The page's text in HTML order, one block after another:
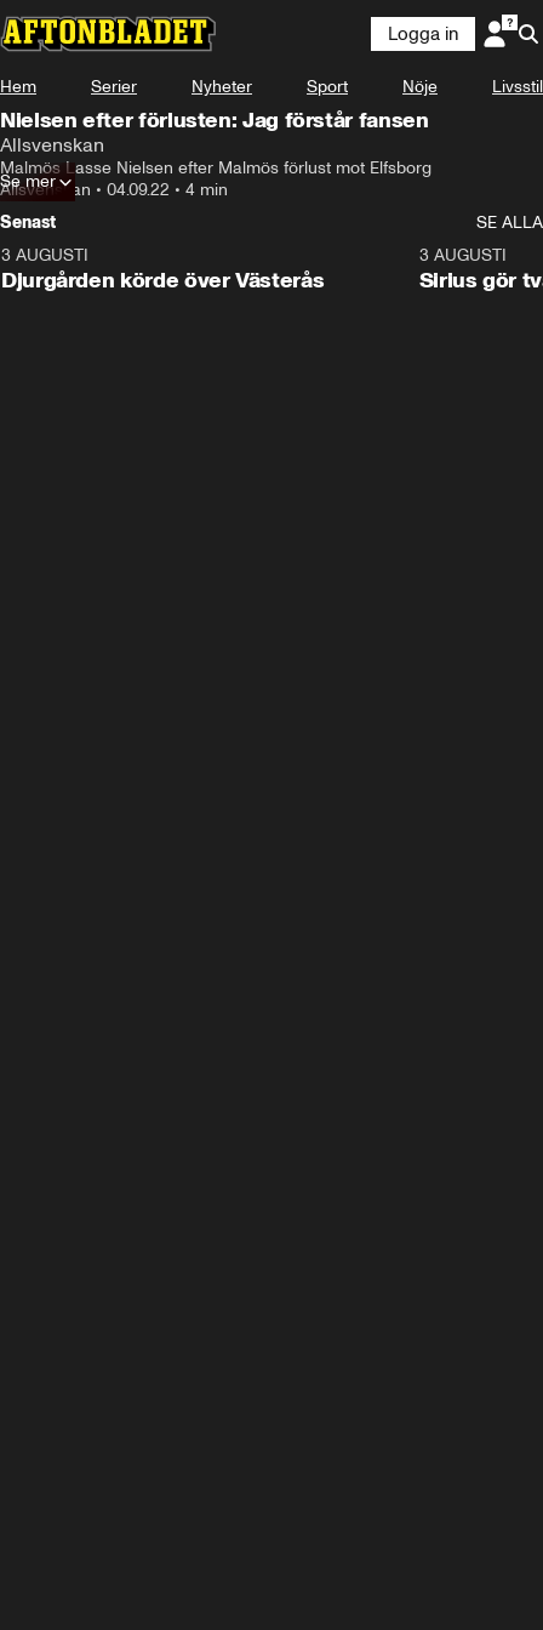
Logga in
Hem Serier Nyheter Sport Nöje Livsstil
Nielsen efter förlusten: Jag förstår fansen
Allsvenskan
Malmös Lasse Nielsen efter Malmös förlust mot Elfsborg
Allsvenskan • 04.09.22 • 4 min
Se mer
Senast
SE ALLA
3 AUGUSTI
Djurgården körde över Västerås
3 AUGUSTI
Sirius gör